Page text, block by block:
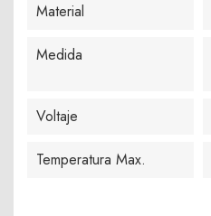
Material
Medida
Voltaje
Temperatura Max.